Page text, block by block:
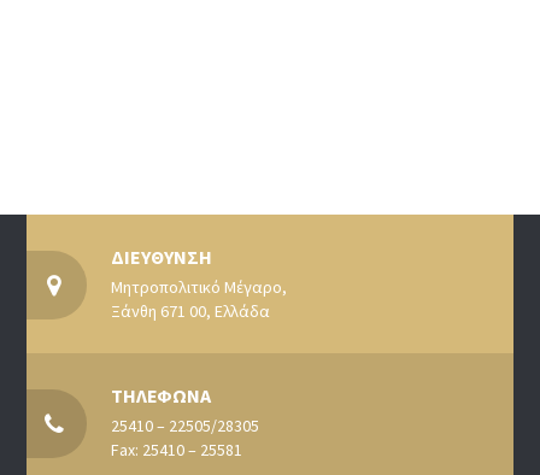
ΔΙΕΥΘΥΝΣΗ
Μητροπολιτικό Μέγαρο,
Ξάνθη 671 00, Ελλάδα
ΤΗΛΕΦΩΝΑ
25410 – 22505/28305
Fax: 25410 – 25581